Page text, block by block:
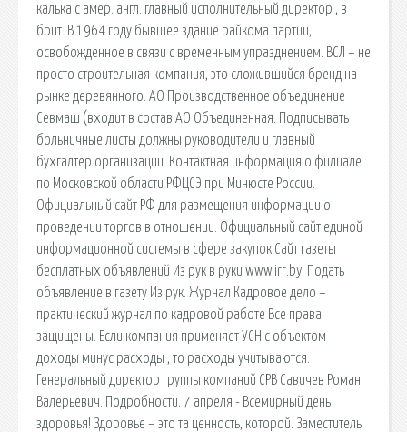
калька с амер. англ. главный исполнительный директор , в
брит. В 1964 году бывшее здание райкома партии,
освобожденное в связи с временным упразднением. ВСЛ – не
просто строительная компания, это сложившийся бренд на
рынке деревянного. АО Производственное объединение
Севмаш (входит в состав АО Объединенная. Подписывать
больничные листы должны руководители и главный
бухгалтер организации. Контактная информация о филиале
по Московской области РФЦСЭ при Минюсте России.
Официальный сайт РФ для размещения информации о
проведении торгов в отношении. Официальный сайт единой
информационной системы в сфере закупок Сайт газеты
бесплатных объявлений Из рук в руки www.irr.by. Подать
объявление в газету Из рук. Журнал Кадровое дело –
практический журнал по кадровой работе Все права
защищены. Если компания применяет УСН с объектом
доходы минус расходы , то расходы учитываются.
Генеральный директор группы компаний СРВ Савичев Роман
Валерьевич. Подробности. 7 апреля - Всемирный день
здоровья! Здоровье – это та ценность, которой. Заместитель